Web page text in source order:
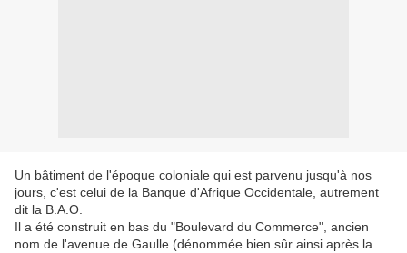
Un bâtiment de l'époque coloniale qui est parvenu jusqu'à nos
jours, c'est celui de la Banque d'Afrique Occidentale, autrement
dit la B.A.O.
Il a été construit en bas du "Boulevard du Commerce", ancien
nom de l'avenue de Gaulle (dénommée bien sûr ainsi après la